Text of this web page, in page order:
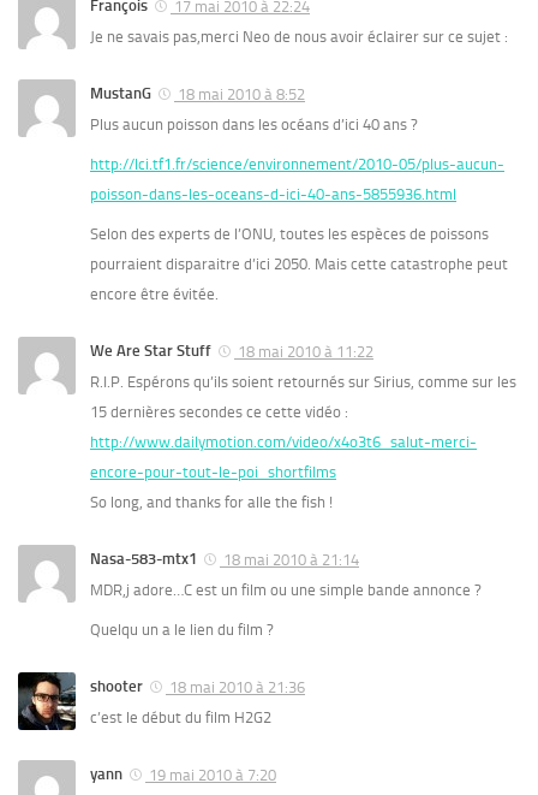
François
17 mai 2010 à 22:24
Je ne savais pas,merci Neo de nous avoir éclairer sur ce sujet :
MustanG
18 mai 2010 à 8:52
Plus aucun poisson dans les océans d’ici 40 ans ?
http://lci.tf1.fr/science/environnement/2010-05/plus-aucun-
poisson-dans-les-oceans-d-ici-40-ans-5855936.html
Selon des experts de l’ONU, toutes les espèces de poissons
pourraient disparaitre d’ici 2050. Mais cette catastrophe peut
encore être évitée.
We Are Star Stuff
18 mai 2010 à 11:22
R.I.P. Espérons qu’ils soient retournés sur Sirius, comme sur les
15 dernières secondes ce cette vidéo :
http://www.dailymotion.com/video/x4o3t6_salut-merci-
encore-pour-tout-le-poi_shortfilms
So long, and thanks for alle the fish !
Nasa-583-mtx1
18 mai 2010 à 21:14
MDR,j adore…C est un film ou une simple bande annonce ?
Quelqu un a le lien du film ?
shooter
18 mai 2010 à 21:36
c’est le début du film H2G2
yann
19 mai 2010 à 7:20